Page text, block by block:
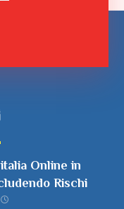
Online in
Rischi